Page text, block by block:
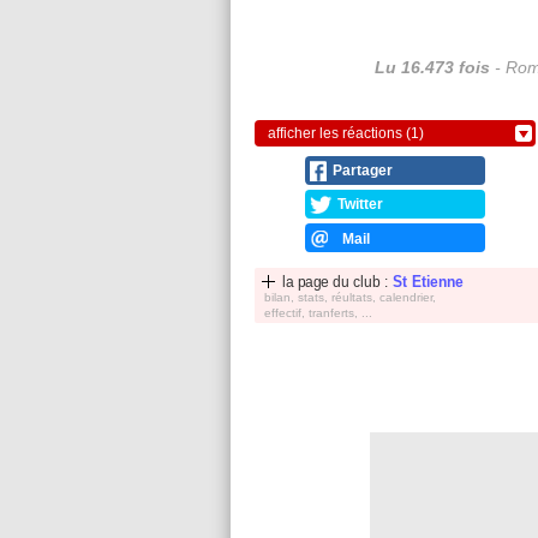
Lu 16.473 fois -
afficher les réactions (1)
Partager
Twitter
Mail
la page du club : St Etienne
bilan, stats, réultats, calendrier,
effectif, tranferts, ...